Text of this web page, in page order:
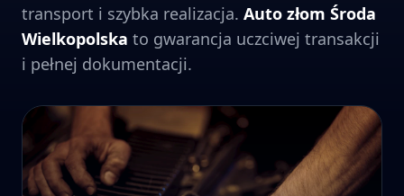
transport i szybka realizacja. Auto złom Środa
Wielkopolska to gwarancja uczciwej transakcji
i pełnej dokumentacji.